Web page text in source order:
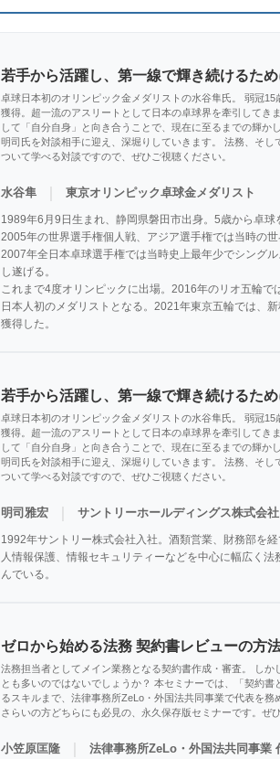
若手から活躍し、第一線で輝き続けるた
卓球日本初のオリンピック金メダリストの水谷隼氏。 弱冠
獲得。超一流のアスリートとして日本の卓球界を牽引してき
して「自分自身」と向き合うことで、現在に至るまでの輝
明司氏を対談相手に迎え、深堀りしていきます。 法務、そ
ついて学べる対談ですので、ぜひご視聴ください。
水谷隼 東京オリンピック卓球金メダリスト
1989年6月9日生まれ、静岡県磐田市出身。5歳から卓
2005年の世界選手権個人戦、アジア選手権では当時の
2007年全日本卓球選手権では当時史上最年少でシング
し遂げる。
これまで4度オリンピックに出場。2016年のリオ五輪
日本人初のメダリストとなる。2021年東京五輪では、
獲得した。
若手から活躍し、第一線で輝き続けるた
卓球日本初のオリンピック金メダリストの水谷隼氏。 弱冠
獲得。超一流のアスリートとして日本の卓球界を牽引してき
して「自分自身」と向き合うことで、現在に至るまでの輝
明司氏を対談相手に迎え、深堀りしていきます。 法務、そ
ついて学べる対談ですので、ぜひご視聴ください。
明司雅宏 サントリーホールディングス株式会
1992年サントリー株式会社入社。酒類営業、財務部を
人情報保護、情報セキュリティーなどを中心に幅広く
んでいる。
ゼロから始める法務 契約書レビューの方
法務担当者としてメイン業務となる契約書作成・審査。 し
とも多いのではないでしょうか？ 本セミナーでは、「契約
るスキルまで、法律事務所ZeLo・外国法共同事業で代表を
さらいの方どちらにも必見の、永久保存版セミナーです。ぜ
小笠原匡隆 法律事務所ZeLo・外国法共同事業